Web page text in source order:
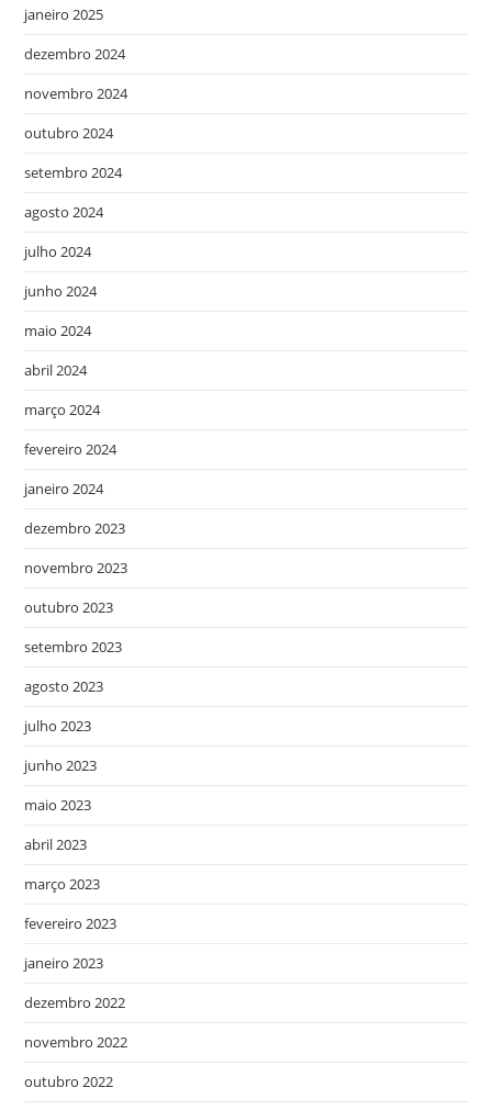
janeiro 2025
dezembro 2024
novembro 2024
outubro 2024
setembro 2024
agosto 2024
julho 2024
junho 2024
maio 2024
abril 2024
março 2024
fevereiro 2024
janeiro 2024
dezembro 2023
novembro 2023
outubro 2023
setembro 2023
agosto 2023
julho 2023
junho 2023
maio 2023
abril 2023
março 2023
fevereiro 2023
janeiro 2023
dezembro 2022
novembro 2022
outubro 2022